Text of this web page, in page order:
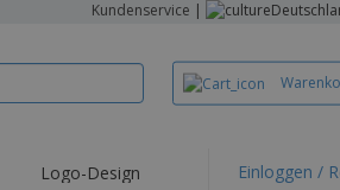
Kundenservice |
Logo-Design Einloggen /